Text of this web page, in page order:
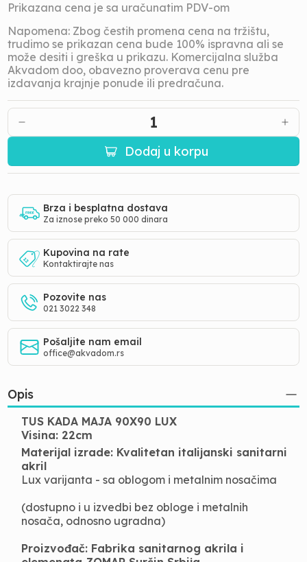
Prikazana cena je sa uračunatim PDV-om
Napomena: Zbog čestih promena cena na tržištu,
trudimo se prikazan cena bude 100% ispravna ali se
može desiti i greška u prikazu. Komercijalna služba
Akvadom doo, obavezno proverava cenu pre
izdavanja krajnje ponude ili predračuna.
1
Dodaj u korpu
Brza i besplatna dostava
Za iznose preko 50 000 dinara
Kupovina na rate
Kontaktirajte nas
Pozovite nas
021 3022 348
Pošaljite nam email
office@akvadom.rs
Opis
TUS KADA MAJA 90X90 LUX
Visina: 22cm
Materijal izrade: Kvalitetan italijanski sanitarni
akril
Lux varijanta - sa oblogom i metalnim nosačima
(dostupno i u izvedbi bez obloge i metalnih
nosača, odnosno ugradna)
Proizvođač: Fabrika sanitarnog akrila i